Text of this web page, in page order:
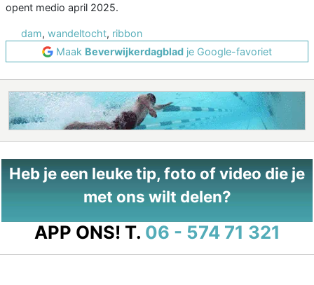
opent medio april 2025.
dam, wandeltocht, ribbon
Maak Beverwijkerdagblad je Google-favoriet
Heb je een leuke tip, foto of video die je
met ons wilt delen?
APP ONS! T. 06 - 574 71 321